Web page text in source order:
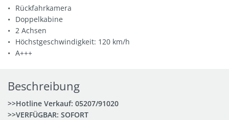
Rückfahrkamera
Doppelkabine
2 Achsen
Höchstgeschwindigkeit: 120 km/h
A+++
Beschreibung
>>Hotline Verkauf: 05207/91020
>>VERFÜGBAR: SOFORT